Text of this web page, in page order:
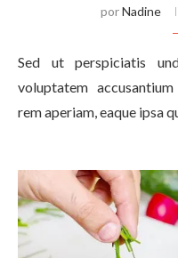
porNadine
Sed ut perspiciatis
voluptatem
rem aperiam, eaque ipsa